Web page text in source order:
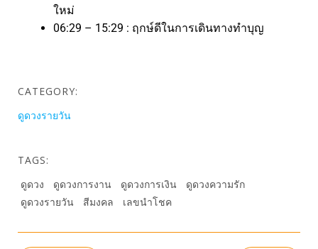
ใหม่
06:29 – 15:29 : ฤกษ์ดีในการเดินทางทำบุญ
CATEGORY:
ดูดวงรายวัน
TAGS:
ดูดวง
ดูดวงการงาน ดูดวงการเงิน
ดูดวงความรัก
ดูดวงรายวัน
สีมงคล เลขนำโชค